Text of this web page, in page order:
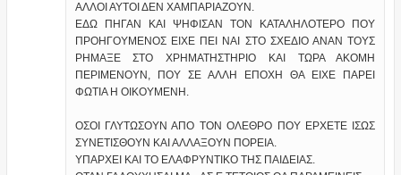
ΑΛΛΟΙ ΑΥΤΟΙ ΔΕΝ ΧΑΜΠΑΡΙΑΖΟΥΝ.
ΕΔΩ ΠΗΓΑΝ ΚΑΙ ΨΗΦΙΣΑΝ ΤΟΝ ΚΑΤΑΛΗΛΟΤΕΡΟ ΠΟΥ
ΠΡΟΗΓΟΥΜΕΝΟΣ ΕΙΧΕ ΠΕΙ ΝΑΙ ΣΤΟ ΣΧΕΔΙΟ ΑΝΑΝ ΤΟΥΣ
ΡΗΜΑΞΕ ΣΤΟ ΧΡΗΜΑΤΗΣΤΗΡΙΟ ΚΑΙ ΤΩΡΑ ΑΚΟΜΗ
ΠΕΡΙΜΕΝΟΥΝ, ΠΟΥ ΣΕ ΑΛΛΗ ΕΠΟΧΗ ΘΑ ΕΙΧΕ ΠΑΡΕΙ
ΦΩΤΙΑ Η ΟΙΚΟΥΜΕΝΗ.
ΟΣΟΙ ΓΛΥΤΩΣΟΥΝ ΑΠΟ ΤΟΝ ΟΛΕΘΡΟ ΠΟΥ ΕΡΧΕΤΕ ΙΣΩΣ
ΣΥΝΕΤΙΣΘΟΥΝ ΚΑΙ ΑΛΛΑΞΟΥΝ ΠΟΡΕΙΑ.
ΥΠΑΡΧΕΙ ΚΑΙ ΤΟ ΕΛΑΦΡΥΝΤΙΚΟ ΤΗΣ ΠΑΙΔΕΙΑΣ.